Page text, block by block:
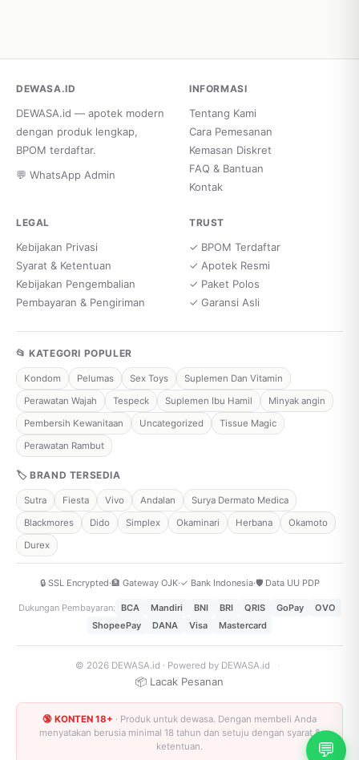
💬
DEWASA.ID
DEWASA.id — apotek modern
dengan produk lengkap,
BPOM terdaftar.
💬 WhatsApp Admin
INFORMASI
Tentang Kami
Cara Pemesanan
Kemasan Diskret
FAQ & Bantuan
Kontak
LEGAL
Kebijakan Privasi
Syarat & Ketentuan
Kebijakan Pengembalian
Pembayaran & Pengiriman
TRUST
✓ BPOM Terdaftar
✓ Apotek Resmi
✓ Paket Polos
✓ Garansi Asli
📂 KATEGORI POPULER
Kondom Pelumas Sex Toys
Suplemen Dan Vitamin
Perawatan Wajah
Tespeck Suplemen Ibu Hamil
Minyak angin
Pembersih Kewanitaan
Uncategorized
Tissue Magic
Perawatan Rambut
🏷 BRAND TERSEDIA
Sutra Fiesta Vivo Andalan
Surya Dermato Medica
Blackmores
Dido Simplex Okaminari Herbana
Okamoto
Durex
🔒 SSL Encrypted·🏦 Gateway OJK·✓ Bank Indonesia·🛡️ Data UU PDP
Dukungan Pembayaran: BCA Mandiri BNI BRI QRIS GoPay
OVO
ShopeePay
DANA Visa Mastercard
© 2026 DEWASA.id · Powered by DEWASA.id ·
📦 Lacak Pesanan
🔞 KONTEN 18+ · Produk untuk dewasa. Dengan membeli Anda
menyatakan berusia minimal 18 tahun dan setuju dengan syarat &
ketentuan.